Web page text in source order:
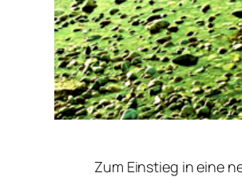
Zum Einstieg in eine